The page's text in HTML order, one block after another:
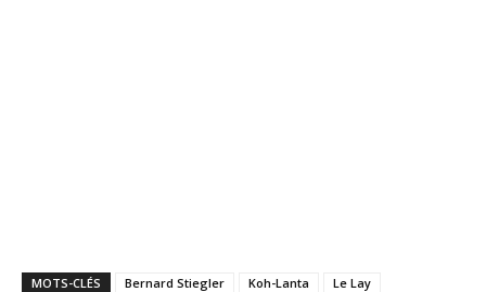
MOTS-CLÉS Bernard Stiegler Koh-Lanta
Le Lay